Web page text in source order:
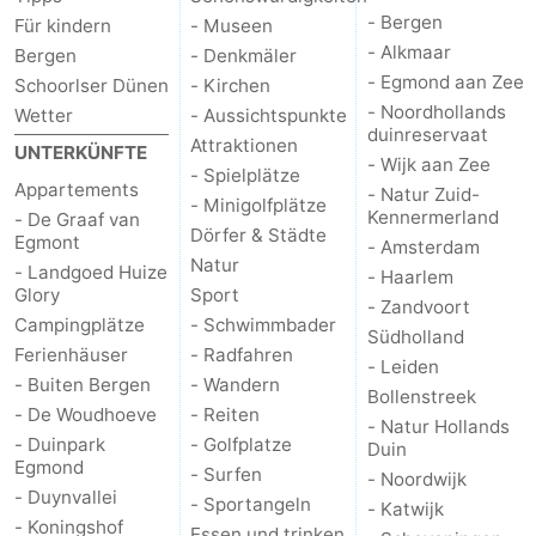
Scheveningen
-
Den
Haag
-
Rotterdam
-
Rockanje
Wetter
Kontakt
Für kindern
Bergen
Schoorlser Dünen
Wetter
UNTERKÜNFTE
Appartements
- De Graaf van
Egmont
- Landgoed Huize
Glory
Campingplätze
Ferienhäuser
- Buiten Bergen
- De Woudhoeve
- Duinpark
Egmond
- Duynvallei
- Koningshof
- Museen
- Denkmäler
- Kirchen
- Aussichtspunkte
Attraktionen
- Spielplätze
- Minigolfplätze
Dörfer & Städte
Natur
Sport
- Schwimmbader
- Radfahren
- Wandern
- Reiten
- Golfplatze
- Surfen
- Sportangeln
- Bergen
- Alkmaar
- Egmond aan Zee
- Noordhollands
duinreservaat
- Wijk aan Zee
- Natur Zuid-
Kennermerland
- Amsterdam
- Haarlem
- Zandvoort
Südholland
- Leiden
Bollenstreek
- Natur Hollands
Duin
- Noordwijk
- Katwijk